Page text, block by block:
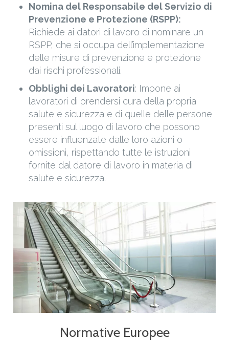
Nomina del Responsabile del Servizio di
Prevenzione e Protezione (RSPP):
Richiede ai datori di lavoro di nominare un
RSPP, che si occupa dell’implementazione
delle misure di prevenzione e protezione
dai rischi professionali.
Obblighi dei Lavoratori: Impone ai
lavoratori di prendersi cura della propria
salute e sicurezza e di quelle delle persone
presenti sul luogo di lavoro che possono
essere influenzate dalle loro azioni o
omissioni, rispettando tutte le istruzioni
fornite dal datore di lavoro in materia di
salute e sicurezza.
Normative Europee